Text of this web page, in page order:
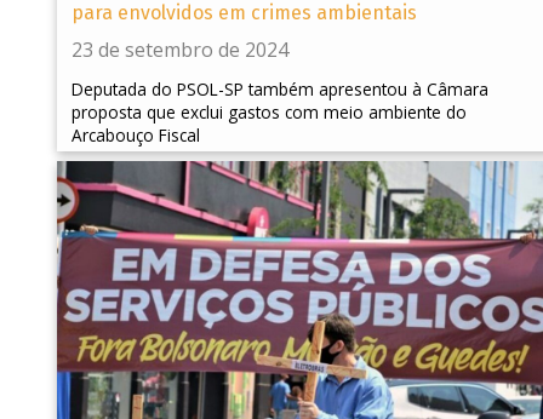
para envolvidos em crimes ambientais
23 de setembro de 2024
Deputada do PSOL-SP também apresentou à Câmara
proposta que exclui gastos com meio ambiente do
Arcabouço Fiscal